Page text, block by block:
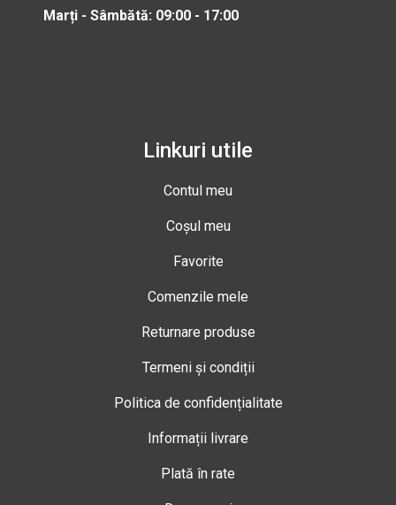
Marți - Sâmbătă: 09:00 - 17:00
Linkuri utile
Contul meu
Coșul meu
Favorite
Comenzile mele
Returnare produse
Termeni și condiții
Politica de confidențialitate
Informații livrare
Plată în rate